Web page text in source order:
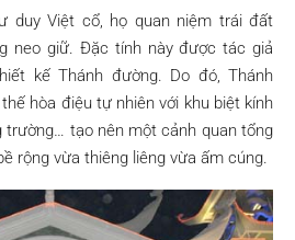
duy Việt cổ, họ quan niệm trái đất
neo giữ. Đặc tính này được tác giả
kế Thánh đường. Do đó, Thánh
hòa điệu tự nhiên với khu biệt kính
trường… tạo nên một cảnh quan tổng
rộng vừa thiêng liêng vừa ấm cúng.